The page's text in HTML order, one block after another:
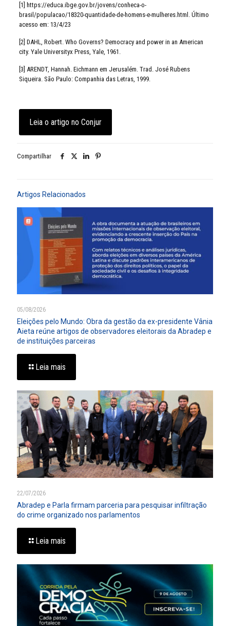
[1] https://educa.ibge.gov.br/jovens/conheca-o-
brasil/populacao/18320-quantidade-de-homens-e-mulheres.html. Último
acesso em: 13/4/23
[2] DAHL, Robert. Who Governs? Democracy and power in an American
city. Yale Universityx Press, Yale, 1961.
[3] ARENDT, Hannah. Eichmann em Jerusalém. Trad. José Rubens
Siqueira. São Paulo: Companhia das Letras, 1999.
Leia o artigo no Conjur
Compartilhar
Artigos Relacionados
05/08/2026
Eleições pelo Mundo: Obra da gestão da ex-presidente Vânia
Aieta reúne artigos de observadores eleitorais da Abradep e
de instituições parceiras
Leia mais
22/07/2026
Abradep e Parla firmam parceria para pesquisar infiltração
do crime organizado nos parlamentos
Leia mais